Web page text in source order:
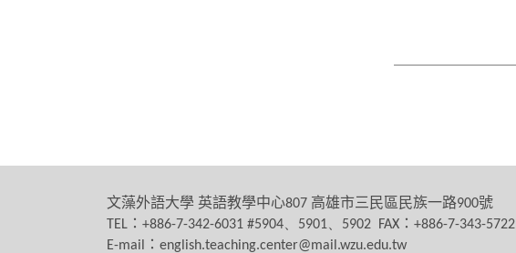
文藻外語大學 英語教學中心807 高雄市三民區民族一路900號
TEL ： +886-7-342-6031 #5904、5901、5902 FAX ： +886-7-343-5722
E-mail
： english.teaching.center@mail.wzu.edu.tw